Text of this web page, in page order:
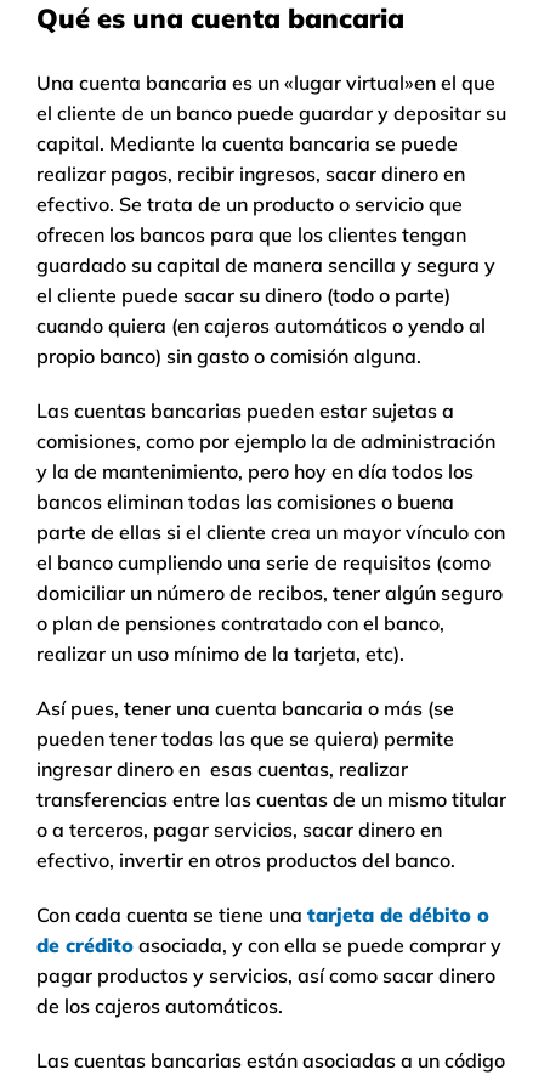
Qué es una cuenta bancaria
Una cuenta bancaria es un «lugar virtual»en el que
el cliente de un banco puede guardar y depositar su
capital. Mediante la cuenta bancaria se puede
realizar pagos, recibir ingresos, sacar dinero en
efectivo. Se trata de un producto o servicio que
ofrecen los bancos para que los clientes tengan
guardado su capital de manera sencilla y segura y
el cliente puede sacar su dinero (todo o parte)
cuando quiera (en cajeros automáticos o yendo al
propio banco) sin gasto o comisión alguna.
Las cuentas bancarias pueden estar sujetas a
comisiones, como por ejemplo la de administración
y la de mantenimiento, pero hoy en día todos los
bancos eliminan todas las comisiones o buena
parte de ellas si el cliente crea un mayor vínculo con
el banco cumpliendo una serie de requisitos (como
domiciliar un número de recibos, tener algún seguro
o plan de pensiones contratado con el banco,
realizar un uso mínimo de la tarjeta, etc).
Así pues, tener una cuenta bancaria o más (se
pueden tener todas las que se quiera) permite
ingresar dinero en esas cuentas, realizar
transferencias entre las cuentas de un mismo titular
o a terceros, pagar servicios, sacar dinero en
efectivo, invertir en otros productos del banco.
Con cada cuenta se tiene una tarjeta de débito o
de crédito asociada, y con ella se puede comprar y
pagar productos y servicios, así como sacar dinero
de los cajeros automáticos.
Las cuentas bancarias están asociadas a un código